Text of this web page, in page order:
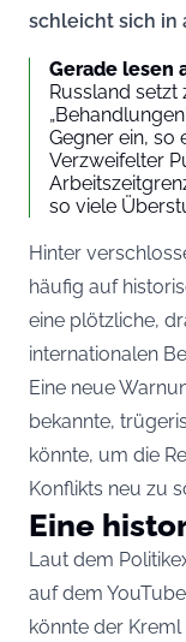
schleicht sich in
Gerade lesen
Russland
Gegner ein, so
Verzweifelter
so viele
Hinter
häufig auf
eine plötzliche,
internationalen
Eine neue
bekannte,
könnte, um die
Konflikts neu zu
Eine
Laut dem
auf dem
könnte der